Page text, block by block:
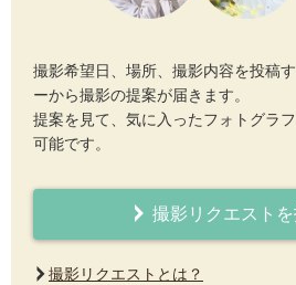
撮影希望日、場所、撮影内容を投稿
ーから撮影の提案が届きます。
提案を見て、気に入ったフォトグラ
可能です。
撮影リクエスト
撮影リクエストとは？